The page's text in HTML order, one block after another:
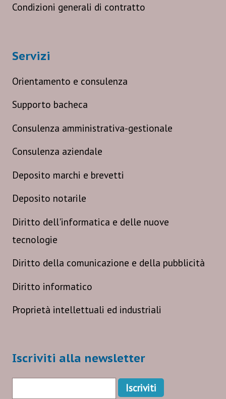
Condizioni generali di contratto
Servizi
Orientamento e consulenza
Supporto bacheca
Consulenza amministrativa-gestionale
Consulenza aziendale
Deposito marchi e brevetti
Deposito notarile
Diritto dell'informatica e delle nuove
tecnologie
Diritto della comunicazione e della pubblicità
Diritto informatico
Proprietà intellettuali ed industriali
Iscriviti alla newsletter